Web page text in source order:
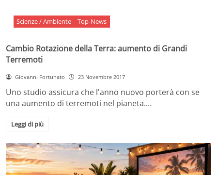
Scienze / Ambiente Top-News
Cambio Rotazione della Terra: aumento di Grandi
Terremoti
Giovanni Fortunato 23 Novembre 2017
Uno studio assicura che l'anno nuovo porterà con se
una aumento di terremoti nel pianeta.…
Leggi di più